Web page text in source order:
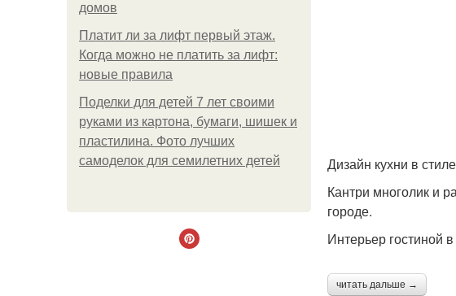
домов
Платит ли за лифт первый этаж.
Когда можно не платить за лифт:
новые правила
Поделки для детей 7 лет своими
руками из картона, бумаги, шишек и
пластилина. Фото лучших
самоделок для семилетних детей
Дизайн кухни в
Кантри многолик и
городе.
Интерьер гостиной
читать дальше →